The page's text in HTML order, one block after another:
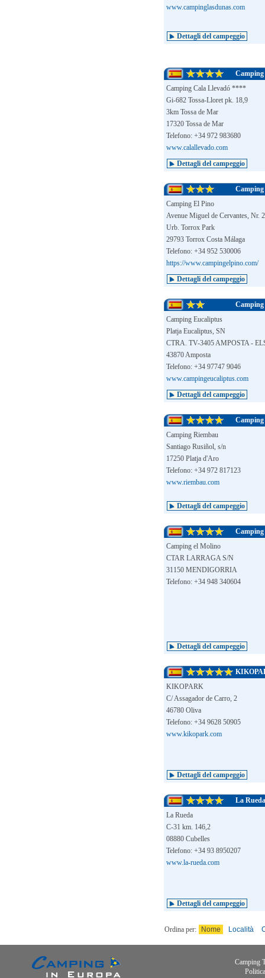
www.campinglasdunas.com
Dettagli del campeggio
Camping Cala Llevadó ****
Gi-682 Tossa-Lloret pk. 18,9
3km Tossa de Mar
17320 Tossa de Mar
Telefono: +34 972 983680
www.calallevado.com
Dettagli del campeggio
Camping El Pino
Avenue Miguel de Cervantes, Nr.
Urb. Torrox Park
29793 Torrox Costa Málaga
Telefono: +34 952 530006
https://www.campingelpino.com/
Dettagli del campeggio
Camping Eucaliptus
Platja Eucaliptus, SN
CTRA. TV-3405 AMPOSTA -
43870 Amposta
Telefono: +34 97747 9046
www.campingeucaliptus.com
Dettagli del campeggio
Camping Riembau
Santiago Rusiñol, s/n
17250 Platja d'Aro
Telefono: +34 972 817123
www.riembau.com
Dettagli del campeggio
Camping el Molino
CTAR LARRAGA S/N
31150 MENDIGORRIA
Telefono: +34 948 340604
Dettagli del campeggio
KIKOPARK
C/ Assagador de Carro, 2
46780 Oliva
Telefono: +34 9628 50905
www.kikopark.com
Dettagli del campeggio
La Rueda
La Rueda
C-31 km. 146,2
08880 Cubelles
Telefono: +34 93 8950207
www.la-rueda.com
Dettagli del campeggio
Ordina per: Nome Località
Camping